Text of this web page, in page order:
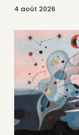
4 août 2026